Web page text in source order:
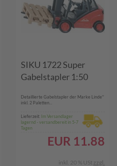
SIKU 1722 Super
Gabelstapler 1:50
Detaillierte Gabelstapler der Marke Linde''
inkl. 2 Paletten...
Lieferzeit: Im Versandlager
lagernd - versandbereit in 5-7
Tagen
EUR 11.88
inkl. 20 % USt zzgl.